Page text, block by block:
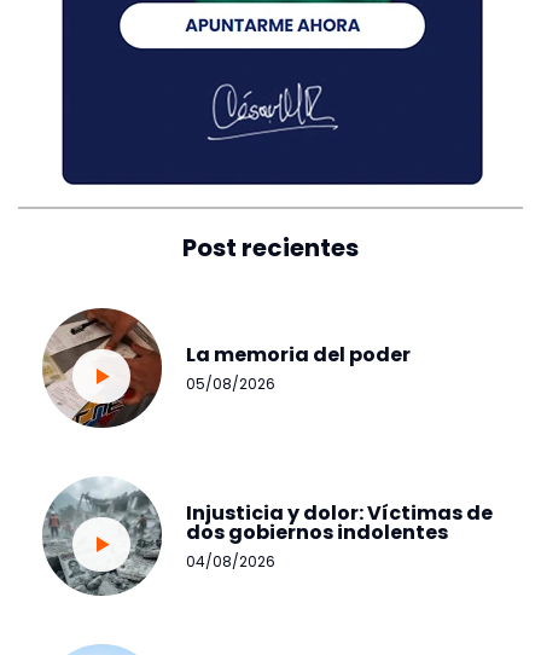
Post recientes
La memoria del poder
05/08/2026
Injusticia y dolor: Víctimas de
dos gobiernos indolentes
04/08/2026